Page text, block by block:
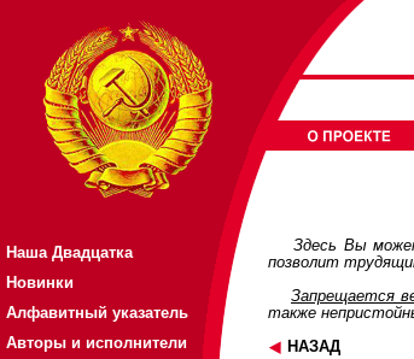
Наша Двадцатка
Новинки
Алфавитный указатель
Авторы и исполнители
Здесь Вы
позволит
Запрещается
также
НАЗАД